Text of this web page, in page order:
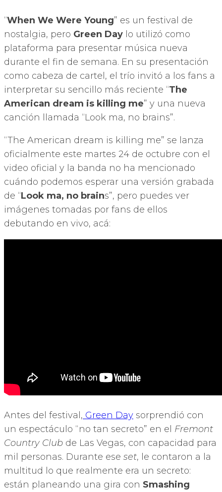
“When We Were Young” es un festival de
nostalgia, pero Green Day lo utilizó como
plataforma para presentar música nueva
durante el fin de semana. En su presentación
como cabeza de cartel, el trío invitó a los fans a
interpretar su sencillo más reciente “The
American dream is killing me” y una nueva
canción llamada “Look ma, no brains”.
“The American dream is killing me” se lanza
oficialmente este martes 24 de octubre con el
video oficial y la banda no ha mencionado
cuándo podemos esperar una versión grabada
de “Look ma, no brains”, pero puedes ver
imágenes tomadas por fans de ellos
debutando en vivo, acá:
Antes del festival, Green Day sorprendió con
un espectáculo “no tan secreto” en el Fremont
Country Club de Las Vegas, con capacidad para
mil personas. Durante ese set, le contaron a la
multitud lo que realmente era un secreto:
están planeando una gira con Smashing